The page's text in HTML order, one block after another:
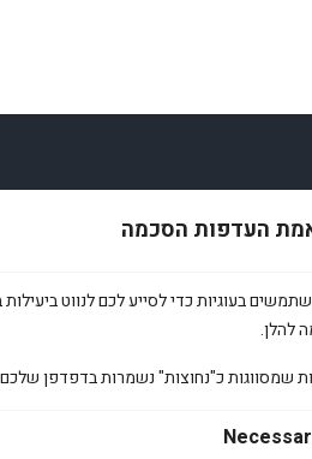
העדפות הסכמה
בעוגיות כדי לסייע לכם לנווט
להלן.
שמסווגות כ"נחוצות" נשמרות בדפדפן